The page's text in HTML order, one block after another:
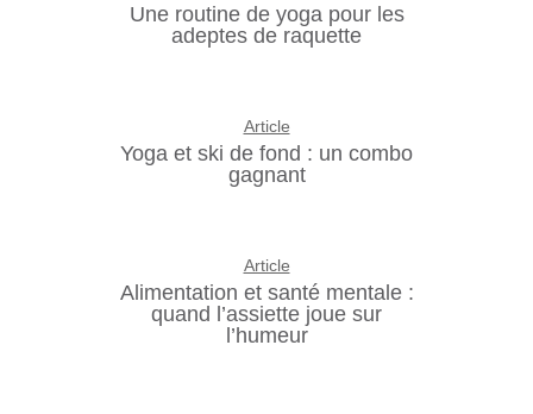
Une routine de yoga pour les
adeptes de raquette
Article
Yoga et ski de fond : un combo
gagnant
Article
Alimentation et santé mentale :
quand l’assiette joue sur
l’humeur